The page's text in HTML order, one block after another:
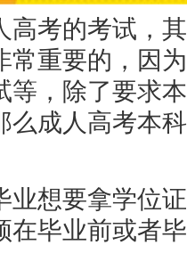
考的考试，其
常重要的，因
等，除了要求
么成人高考本
想要拿学位证
在毕业前或者